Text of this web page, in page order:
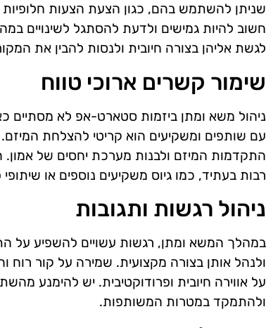
שניתן להשתמש בהם, כגון הצעת הצעות חלופיות
חשוב להיות גמישים ולדעת להסתגל לשינויים
לגשת אליהן בצורה חיובית ולנסות להבין את
שימור קשרים ארוכי טווח
ניהול משא ומתן ביזמות סטארט-אפ לא מסתיים
עם שותפים ומשקיעים הוא קריטי להצלחת
התקדמות המיזם ולבנות מערכת יחסים של
רבות בעתיד, כמו גיוס משקיעים נוספים או
ניהול רגשות ותגובות
במהלך המשא ומתן, רגשות עשויים להשפיע על
ולנהל אותן בצורה מקצועית. שמירה על קור רוח
על אווירה חיובית ופרודוקטיבית. יש להימנע
ולהתמקד במטרות המשותפות.